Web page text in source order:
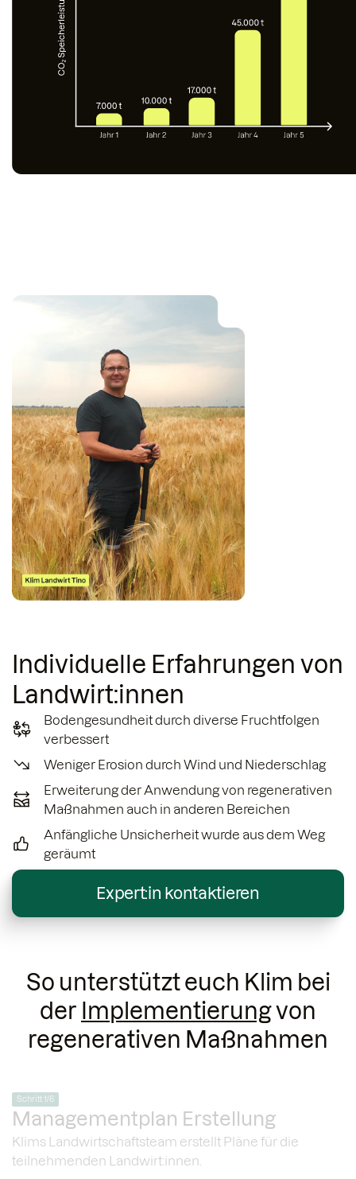
Individuelle Erfahrungen von
Landwirt:innen
Bodengesundheit durch diverse Fruchtfolgen
verbessert
Weniger Erosion durch Wind und Niederschlag
Erweiterung der Anwendung von regenerativen
Maßnahmen auch in anderen Bereichen
Anfängliche Unsicherheit wurde aus dem Weg
geräumt
Expert:in kontaktieren
So unterstützt euch Klim bei
der Implementierungvon
regenerativen Maßnahmen
Schritt 1/6
Managementplan Erstellung
Klims Landwirtschaftsteam erstellt Pläne für die
teilnehmenden Landwirt:innen.